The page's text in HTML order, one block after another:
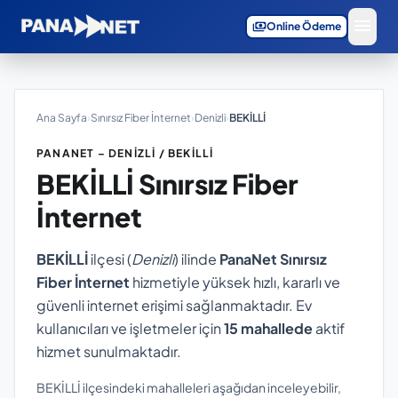
paymentsOnline Ödeme
Ana Sayfa›Sınırsız Fiber İnternet›Denizli›BEKİLLİ
PANANET – DENIZLI / BEKİLLİ
BEKİLLİ Sınırsız Fiber
İnternet
BEKİLLİilçesi (Denizli) ilinde PanaNet Sınırsız
Fiber İnternet hizmetiyle yüksek hızlı, kararlı ve
güvenli internet erişimi sağlanmaktadır. Ev
kullanıcıları ve işletmeler için15 mahalledeaktif
hizmet sunulmaktadır.
BEKİLLİ ilçesindeki mahalleleri aşağıdan inceleyebilir,